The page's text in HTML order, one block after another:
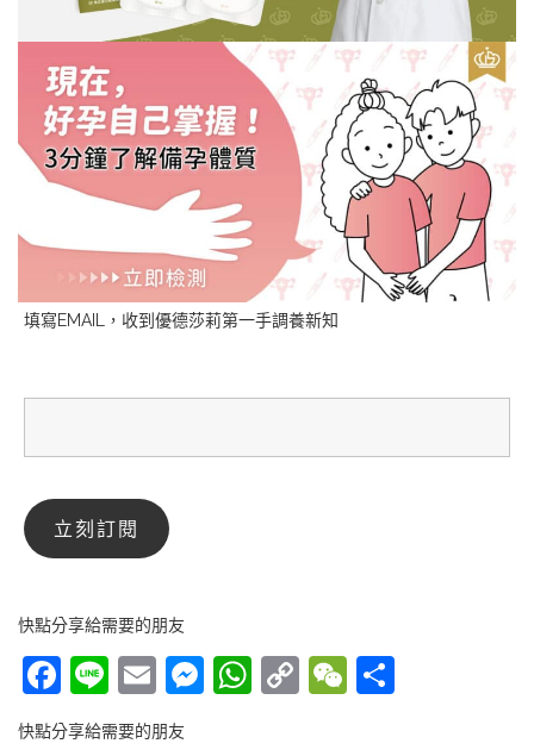
填寫EMAIL，收到優德莎莉第一手調養新知
快點分享給需要的朋友
Facebook
LineEmailMessenger
WhatsApp
CopyWeChat
快點分享給需要的朋友